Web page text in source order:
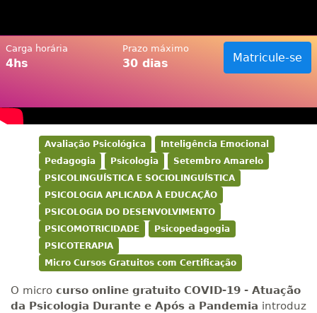
Carga horária
4hs
Prazo máximo
30 dias Matricule-se
Avaliação Psicológica
Inteligência Emocional
Pedagogia
Psicologia
Setembro Amarelo
PSICOLINGUÍSTICA E SOCIOLINGUÍSTICA
PSICOLOGIA APLICADA À EDUCAÇÃO
PSICOLOGIA DO DESENVOLVIMENTO
PSICOMOTRICIDADE
Psicopedagogia
PSICOTERAPIA
Micro Cursos Gratuitos com Certificação
O micro curso online gratuito COVID-19 - Atuação
da Psicologia Durante e Após a Pandemia introduz